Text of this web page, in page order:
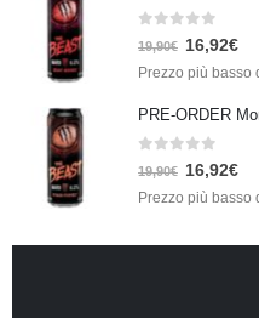
Su 5
19,90€ 16,92€
Prezzo più basso
Su 5
19,90€ 16,92€
Prezzo più basso